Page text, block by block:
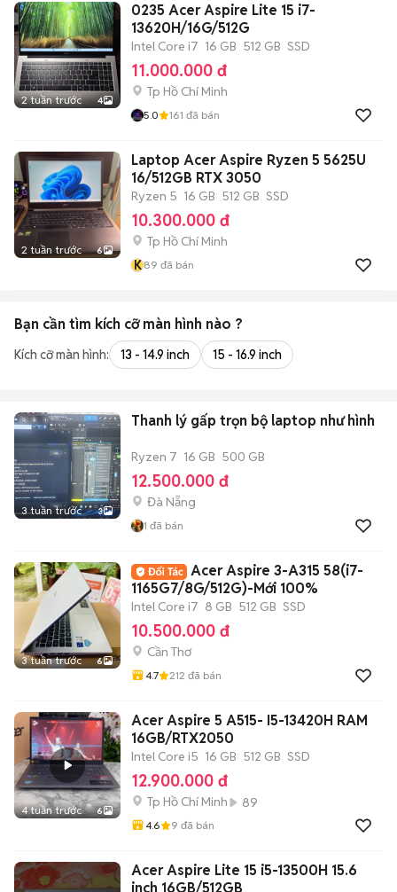
2 tuần trước 4
0235 Acer Aspire Lite 15 i7-
13620H/16G/512G
Intel Core i7 16 GB 512 GB SSD
11.000.000 đ
Tp Hồ Chí Minh
5.0 161 đã bán
2 tuần trước 6
Laptop Acer Aspire Ryzen 5 5625U
16/512GB RTX 3050
Ryzen 5 16 GB 512 GB SSD
10.300.000 đ
Tp Hồ Chí Minh
K89 đã bán
Bạn cần tìm kích cỡ màn hình nào ?
Kích cỡ màn hình: 13 - 14.9 inch 15 - 16.9 inch
3 tuần trước 3
Thanh lý gấp trọn bộ laptop như hình
Ryzen 7 16 GB 500 GB
12.500.000 đ
Đà Nẵng
1 đã bán
3 tuần trước 6
Acer Aspire 3-A315 58(i7-
1165G7/8G/512G)-Mới 100%
Intel Core i7 8 GB 512 GB SSD
10.500.000 đ
Cần Thơ
4.7 212 đã bán
4 tuần trước 6
Acer Aspire 5 A515- I5-13420H RAM
16GB/RTX2050
Intel Core i5 16 GB 512 GB SSD
12.900.000 đ
Tp Hồ Chí Minh 89
4.6 9 đã bán
Acer Aspire Lite 15 i5-13500H 15.6
inch 16GB/512GB